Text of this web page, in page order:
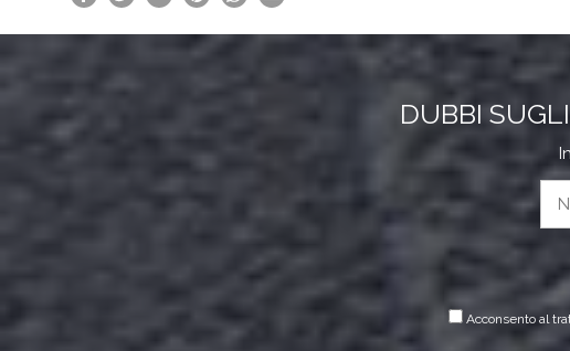
DUBBI
Acconsento al